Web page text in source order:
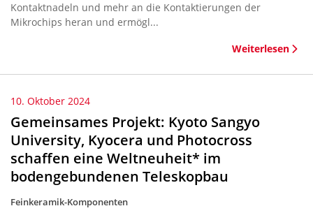
Kontaktnadeln und mehr an die Kontaktierungen der
Mikrochips heran und ermögl...
Weiterlesen
10. Oktober 2024
Gemeinsames Projekt: Kyoto Sangyo
University, Kyocera und Photocross
schaffen eine Weltneuheit* im
bodengebundenen Teleskopbau
Feinkeramik-Komponenten